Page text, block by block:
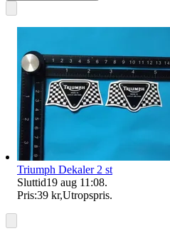
Triumph Dekaler 2 st
Sluttid19 aug 11:08.
Pris:39 kr,Utropspris.